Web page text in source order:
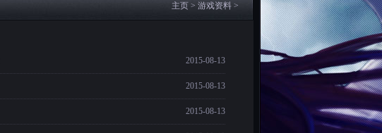
主页 > 游戏资料 >
2015-08-13
2015-08-13
2015-08-13